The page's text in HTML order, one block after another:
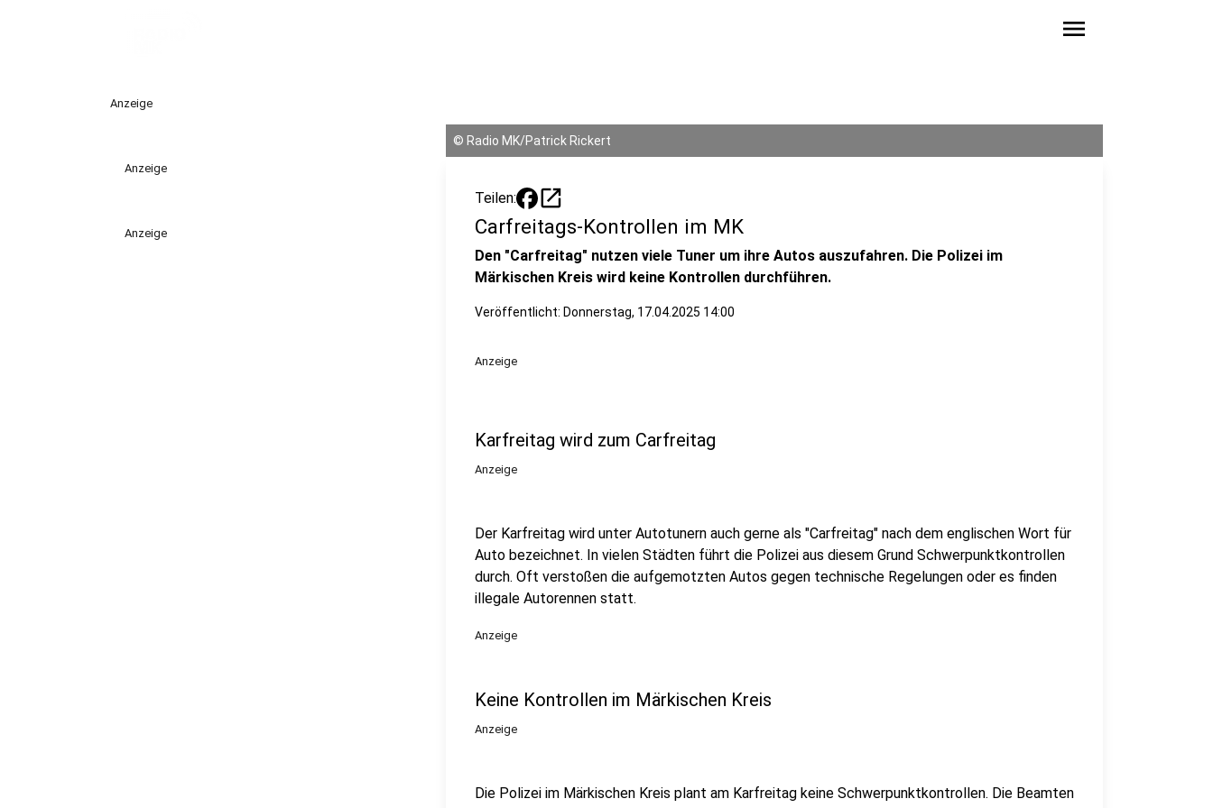
menu
Anzeige
Anzeige
Anzeige
© Radio MK/Patrick Rickert
Teilen: open_in_new
Carfreitags-Kontrollen im MK
Den "Carfreitag" nutzen viele Tuner um ihre Autos auszufahren. Die Polizei im
Märkischen Kreis wird keine Kontrollen durchführen.
Veröffentlicht: Donnerstag, 17.04.2025 14:00
Anzeige
Karfreitag wird zum Carfreitag
Anzeige
Der Karfreitag wird unter Autotunern auch gerne als "Carfreitag" nach dem englischen Wort für
Auto bezeichnet. In vielen Städten führt die Polizei aus diesem Grund Schwerpunktkontrollen
durch. Oft verstoßen die aufgemotzten Autos gegen technische Regelungen oder es finden
illegale Autorennen statt.
Anzeige
Keine Kontrollen im Märkischen Kreis
Anzeige
Die Polizei im Märkischen Kreis plant am Karfreitag keine Schwerpunktkontrollen. Die Beamten